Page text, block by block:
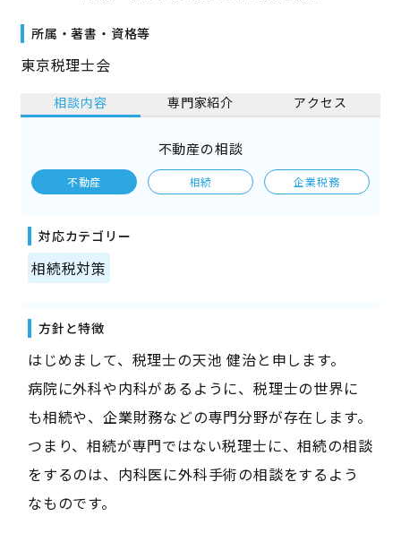
所属・著書・資格等
東京税理士会
相談内容 専門家紹介 アクセス
不動産の相談
不動産 相続 企業税務
対応カテゴリー
相続税対策
方針と特徴
はじめまして、税理士の天池 健治と申します。
病院に外科や内科があるように、税理士の世界に
も相続や、企業財務などの専門分野が存在します。
つまり、相続が専門ではない税理士に、相続の相談
をするのは、内科医に外科手術の相談をするよう
なものです。